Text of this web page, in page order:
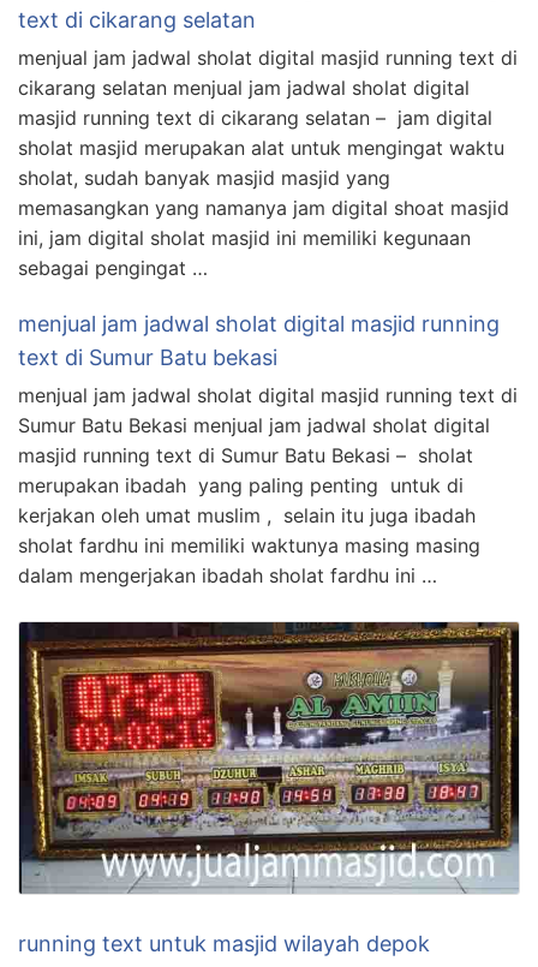
text di cikarang selatan
menjual jam jadwal sholat digital masjid running text di
cikarang selatan menjual jam jadwal sholat digital
masjid running text di cikarang selatan – jam digital
sholat masjid merupakan alat untuk mengingat waktu
sholat, sudah banyak masjid masjid yang
memasangkan yang namanya jam digital shoat masjid
ini, jam digital sholat masjid ini memiliki kegunaan
sebagai pengingat …
menjual jam jadwal sholat digital masjid running
text di Sumur Batu bekasi
menjual jam jadwal sholat digital masjid running text di
Sumur Batu Bekasi menjual jam jadwal sholat digital
masjid running text di Sumur Batu Bekasi – sholat
merupakan ibadah yang paling penting untuk di
kerjakan oleh umat muslim , selain itu juga ibadah
sholat fardhu ini memiliki waktunya masing masing
dalam mengerjakan ibadah sholat fardhu ini …
running text untuk masjid wilayah depok